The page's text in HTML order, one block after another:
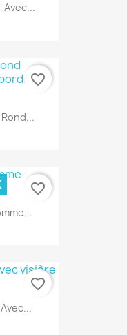
favorite_border
favorite_border
favorite_border